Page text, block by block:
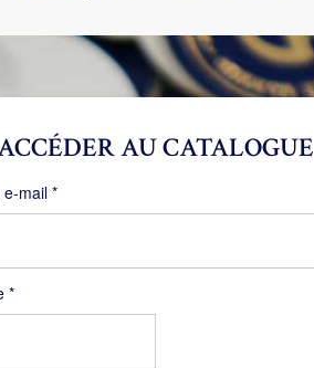
AU CATALOGUE
e-mail*Obligatoire
*Obligatoire